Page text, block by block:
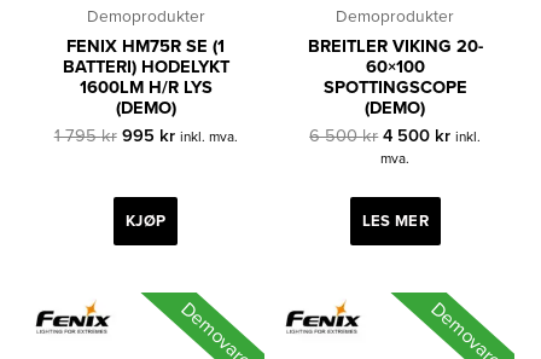
Demoprodukter
FENIX HM75R SE (1
BATTERI) HODELYKT
1600LM H/R LYS
(DEMO)
1 795kr Opprinnelig
1
795 kr.
995 krNåværende
995 kr.
inkl. mva.
KJØP
Demoprodukter
BREITLER VIKING 20-
60×100
SPOTTINGSCOPE
(DEMO)
6 500kr Opprinnelig
pris
6
500 kr.
4 500 krNåværende
inkl.
mva.
LES MER
Demovare Demovare